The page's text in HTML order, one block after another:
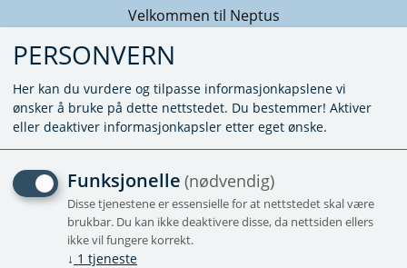
Velkommen til Neptus
VINTERDEKSEL SR
HVIT 480X230MM
PERSONVERN
Her kan du vurdere og tilpasse informasjonkapslene vi
ønsker å bruke på dette nettstedet. Du bestemmer! Aktiver
eller deaktiver informasjonkapsler etter eget ønske.
Funksjonelle (nødvendig)
Disse tjenestene er essensielle for at nettstedet skal være
brukbar. Du kan ikke deaktivere disse, da nettsiden ellers
ikke vil fungere korrekt.
↓ 1 tjeneste